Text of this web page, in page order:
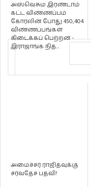
அஸ்வெசும இரண்டாம்
கட்ட விண்ணப்பம்
கோரலின் போது 450,404
விண்ணப்பங்கள்
கிடைக்கப் பெற்றன -
இராஜாங்க நித...
அமைச்சர் ராஜிதவுக்கு
சர்வதேச பதவி!